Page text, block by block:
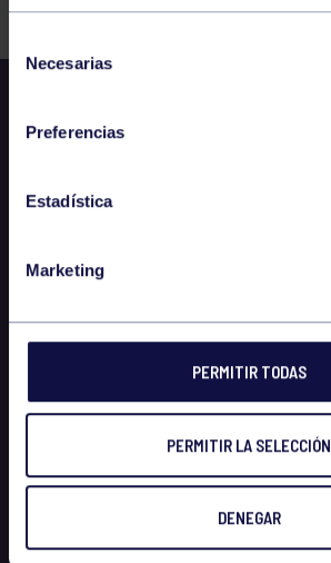
Necesarias
Preferencias
Estadística
Marketing
PERMITIR TODAS
PERMITIR LA SELECCIÓN
DENEGAR